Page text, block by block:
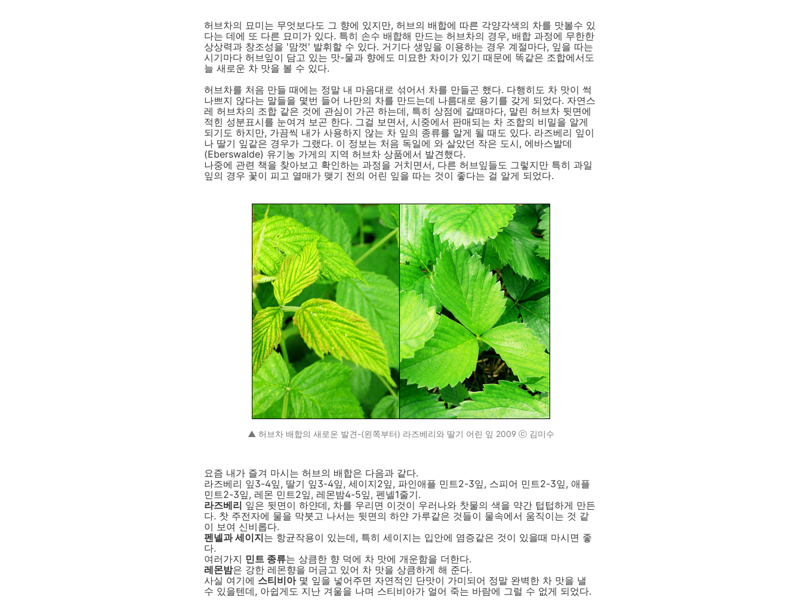
허브차의 묘미는 무엇보다도 그 향에 있지만, 허브의 배합에 따른 각양각색의 차를 맛볼수 있
다는 데에 또 다른 묘미가 있다. 특히 손수 배합해 만드는 허브차의 경우, 배합 과정에 무한한
상상력과 창조성을 '맘껏' 발휘할 수 있다. 거기다 생잎을 이용하는 경우 계절마다, 잎을 따는
시기마다 허브잎이 담고 있는 맛-물과 향에도 미묘한 차이가 있기 때문에 똑같은 조합에서도
늘 새로운 차 맛을 볼 수 있다.
허브차를 처음 만들 때에는 정말 내 마음대로 섞어서 차를 만들곤 했다. 다행히도 차 맛이 썩
나쁘지 않다는 말들을 몇번 들어 나만의 차를 만드는데 나름대로 용기를 갖게 되었다. 자연스
레 허브차의 조합 같은 것에 관심이 가곤 하는데, 특히 상점에 갈때마다, 말린 허브차 뒷면에
적힌 성분표시를 눈여겨 보곤 한다. 그걸 보면서, 시중에서 판매되는 차 조합의 비밀을 알게
되기도 하지만, 가끔씩 내가 사용하지 않는 차 잎의 종류를 알게 될 때도 있다. 라즈베리 잎이
나 딸기 잎같은 경우가 그랬다. 이 정보는 처음 독일에 와 살았던 작은 도시, 에바스발데
(Eberswalde) 유기농 가게의 지역 허브차 상품에서 발견했다.
나중에 관련 책을 찾아보고 확인하는 과정을 거치면서, 다른 허브잎들도 그렇지만 특히 과일
잎의 경우 꽃이 피고 열매가 맺기 전의 어린 잎을 따는 것이 좋다는 걸 알게 되었다.
▲ 허브차 배합의 새로운 발견-(왼쪽부터) 라즈베리와 딸기 어린 잎 2009 ⓒ 김미수
요즘 내가 즐겨 마시는 허브의 배합은 다음과 같다.
라즈베리 잎3-4잎, 딸기 잎3-4잎, 세이지2잎, 파인애플 민트2-3잎, 스피어 민트2-3잎, 애플
민트2-3잎, 레몬 민트2잎, 레몬밤4-5잎, 펜넬1줄기.
라즈베리 잎은 뒷면이 하얀데, 차를 우리면 이것이 우러나와 찻물의 색을 약간 텁텁하게 만든
다. 찻 주전자에 물을 막붓고 나서는 뒷면의 하얀 가루같은 것들이 물속에서 움직이는 것 같
이 보여 신비롭다.
펜넬과 세이지는 항균작용이 있는데, 특히 세이지는 입안에 염증같은 것이 있을때 마시면 좋
다.
여러가지 민트 종류는 상큼한 향 덕에 차 맛에 개운함을 더한다.
레몬밤은 강한 레몬향을 머금고 있어 차 맛을 상큼하게 해 준다.
사실 여기에 스티비아몇 잎을 넣어주면 자연적인 단맛이 가미되어 정말 완벽한 차 맛을 낼
수 있을텐데, 아쉽게도 지난 겨울을 나며 스티비아가 얼어 죽는 바람에 그럴 수 없게 되었다.